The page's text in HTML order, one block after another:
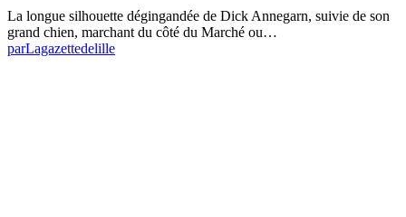
La longue silhouette dégingandée de Dick Annegarn, suivie de son
grand chien, marchant du côté du Marché ou…
parLagazettedelille